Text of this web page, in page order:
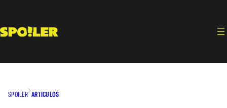
contenido
SPOILER ARTÍCULOS